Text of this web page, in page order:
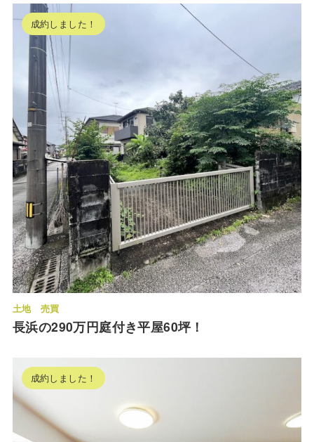
成約しました！
土地 売買
長浜の290万円庭付き平屋60坪！
成約しました！